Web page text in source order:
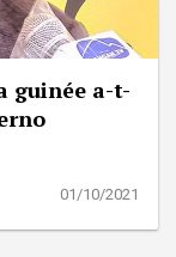
guinée a-t-
01/10/2021